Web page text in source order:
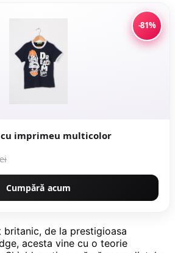
-81%
imprimeu multicolor
Cumpără acum
de la prestigioasa
acesta vine cu o teorie